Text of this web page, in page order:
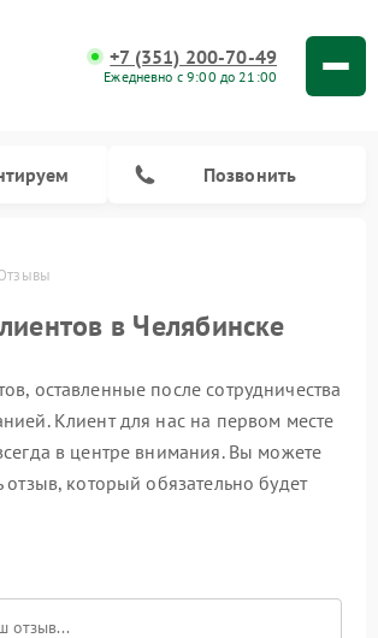
+7 (351) 200-70-49
Ежедневно с 9:00 до 21:00
Позвонить
в Челябинске
оставленные после сотрудничества
Клиент для нас на первом месте
в центре внимания. Вы можете
отзыв, который обязательно будет